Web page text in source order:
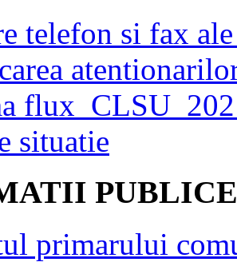
telefon si fax
situatie
PUBLICE
primarului